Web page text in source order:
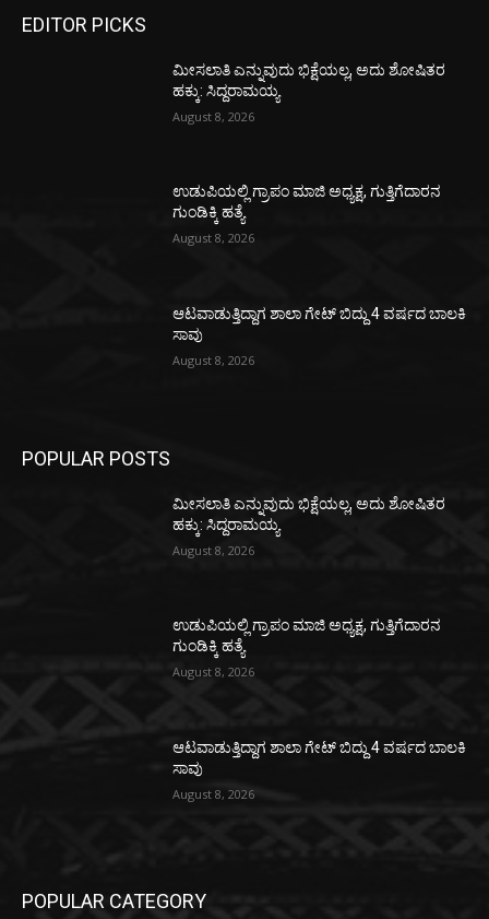
EDITOR PICKS
ಮೀಸಲಾತಿ ಎನ್ನುವುದು ಭಿಕ್ಷೆಯಲ್ಲ, ಅದು ಶೋಷಿತರ
ಹಕ್ಕು: ಸಿದ್ದರಾಮಯ್ಯ
August 8, 2026
ಉಡುಪಿಯಲ್ಲಿ ಗ್ರಾಪಂ ಮಾಜಿ ಅಧ್ಯಕ್ಷ, ಗುತ್ತಿಗೆದಾರನ
ಗುಂಡಿಕ್ಕಿ ಹತ್ಯೆ
August 8, 2026
ಆಟವಾಡುತ್ತಿದ್ದಾಗ ಶಾಲಾ ಗೇಟ್‌ ಬಿದ್ದು 4 ವರ್ಷದ ಬಾಲಕಿ
ಸಾವು
August 8, 2026
POPULAR POSTS
ಮೀಸಲಾತಿ ಎನ್ನುವುದು ಭಿಕ್ಷೆಯಲ್ಲ, ಅದು ಶೋಷಿತರ
ಹಕ್ಕು: ಸಿದ್ದರಾಮಯ್ಯ
August 8, 2026
ಉಡುಪಿಯಲ್ಲಿ ಗ್ರಾಪಂ ಮಾಜಿ ಅಧ್ಯಕ್ಷ, ಗುತ್ತಿಗೆದಾರನ
ಗುಂಡಿಕ್ಕಿ ಹತ್ಯೆ
August 8, 2026
ಆಟವಾಡುತ್ತಿದ್ದಾಗ ಶಾಲಾ ಗೇಟ್‌ ಬಿದ್ದು 4 ವರ್ಷದ ಬಾಲಕಿ
ಸಾವು
August 8, 2026
POPULAR CATEGORY